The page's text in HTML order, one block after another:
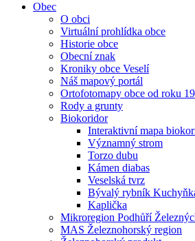
Obec
O obci
Virtuální prohlídka obce
Historie obce
Obecní znak
Kroniky obce Veselí
Náš mapový portál
Ortofotomapy obce od roku
Rody a grunty
Biokoridor
Interaktivní mapa
Významný strom
Torzo dubu
Kámen diabas
Veselská tvrz
Bývalý rybník
Kaplička
Mikroregion Podhůří
MAS Železnohorský region